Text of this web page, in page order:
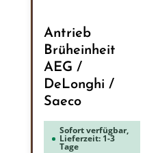
Antrieb
Brüheinheit
AEG /
DeLonghi /
Saeco
Sofort verfügbar,
Lieferzeit: 1-3
Tage